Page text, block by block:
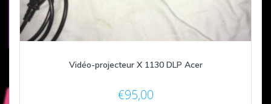
Vidéo-projecteur X 1130 DLP Acer
€95,00